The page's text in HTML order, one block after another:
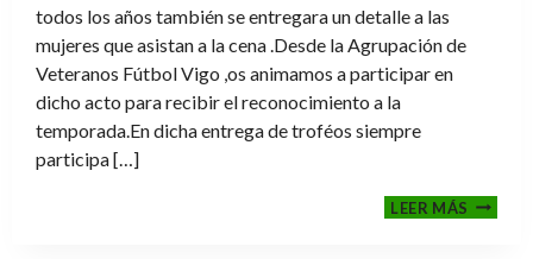
todos los años también se entregara un detalle a las
mujeres que asistan a la cena .Desde la Agrupación de
Veteranos Fútbol Vigo ,os animamos a participar en
dicho acto para recibir el reconocimiento a la
temporada.En dicha entrega de troféos siempre
participa […]
LEER MÁSCENA-